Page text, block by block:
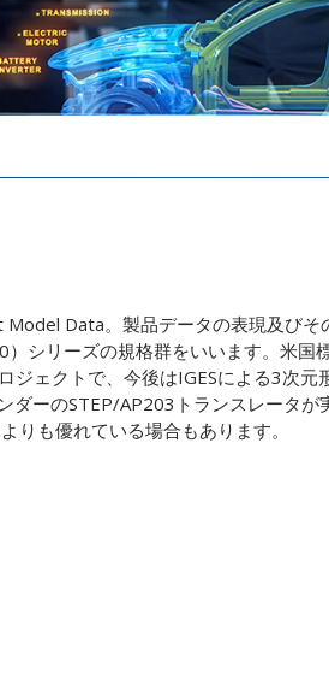
Data。製品データの表現及びそ
シリーズの規格群をいいます。米国
ジェクトで、今後はIGESによる3次元
ダーのSTEP/AP203トランスレータ
りも優れている場合もあります。